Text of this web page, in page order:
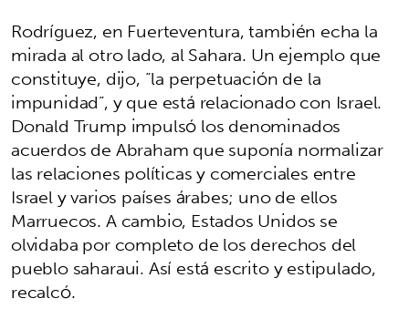
Rodríguez, en Fuerteventura, también echa la
mirada al otro lado, al Sahara. Un ejemplo que
constituye, dijo, “la perpetuación de la
impunidad”, y que está relacionado con Israel.
Donald Trump impulsó los denominados
acuerdos de Abraham que suponía normalizar
las relaciones políticas y comerciales entre
Israel y varios países árabes; uno de ellos
Marruecos. A cambio, Estados Unidos se
olvidaba por completo de los derechos del
pueblo saharaui. Así está escrito y estipulado,
recalcó.